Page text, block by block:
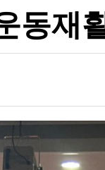
동재